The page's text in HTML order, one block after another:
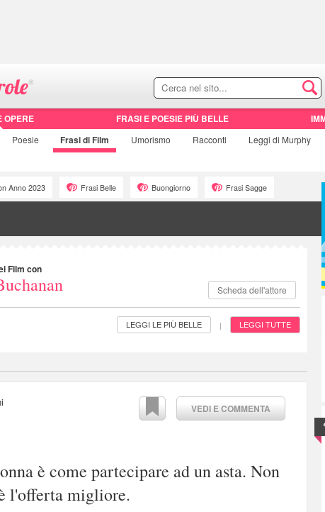
OPERE FRASI E POESIE PIÙ BELLE
Poesie Frasi di Film Umorismo Racconti Leggi di Murphy
Anno 2023 Frasi Belle Buongiorno Frasi Sagge
Scheda dell'attore
Film con
LEGGI LE PIÙ BELLE | LEGGI TUTTE
VEDI E COMMENTA
è come partecipare ad un asta. Non
l'offerta migliore.